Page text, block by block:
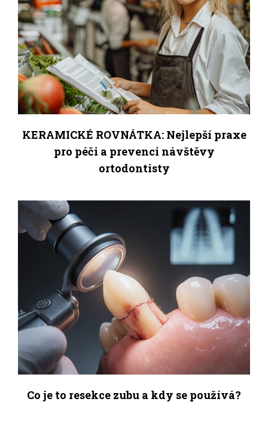
KERAMICKÉ ROVNÁTKA: Nejlepší praxe
pro péči a prevenci návštěvy
ortodontisty
Co je to resekce zubu a kdy se používá?